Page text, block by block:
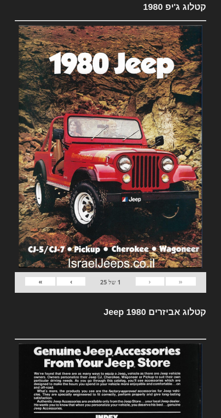
קטלוג ג'יפ 1980
«
‹
1 של25
›
»
קטלוג אביזרים Jeep 1980